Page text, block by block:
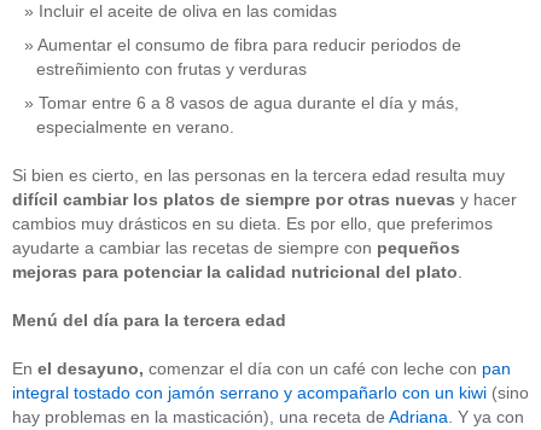
Incluir el aceite de oliva en las comidas
Aumentar el consumo de fibra para reducir periodos de
estreñimiento con frutas y verduras
Tomar entre 6 a 8 vasos de agua durante el día y más,
especialmente en verano.
Si bien es cierto, en las personas en la tercera edad resulta muy
difícil cambiar los platos de siempre por otras nuevas y hacer
cambios muy drásticos en su dieta. Es por ello, que preferimos
ayudarte a cambiar las recetas de siempre con pequeños
mejoras para potenciar la calidad nutricional del plato
Menú del día para la tercera edad
En el desayuno, comenzar el día con un café con leche con pan
integral tostado con jamón serrano y acompañarlo con un kiwi (sino
hay problemas en la masticación), una receta de Adriana . Y ya con